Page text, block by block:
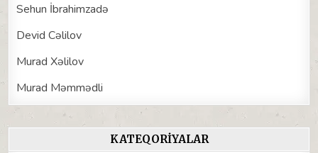
Sehun İbrahimzadə
Devid Cəlilov
Murad Xəlilov
Murad Məmmədli
KATEQORIYALAR